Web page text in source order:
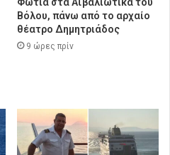
Φωτιά στα Αϊβαλιώτικα του
Βόλου, πάνω από το αρχαίο
θέατρο Δημητριάδος
9 ώρες πρίν